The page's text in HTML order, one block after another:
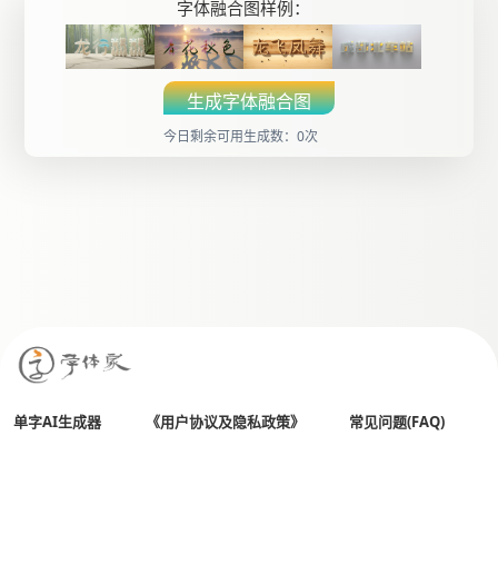
字体融合图样例：
生成字体融合图
今日剩余可用生成数：0次
单字AI生成器 《用户协议及隐私政策》 常见问题(FAQ)